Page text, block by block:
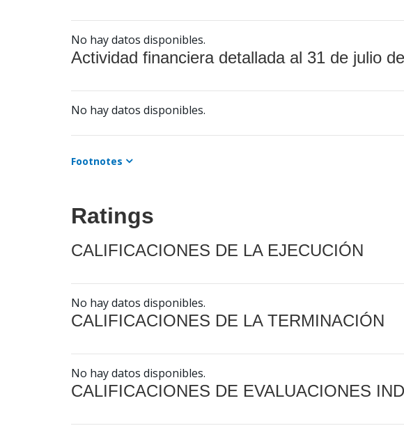
No hay datos disponibles.
Actividad financiera detallada al 31 de julio
No hay datos disponibles.
Footnotes
Ratings
CALIFICACIONES DE LA EJECUCIÓN
No hay datos disponibles.
CALIFICACIONES DE LA TERMINACIÓN
No hay datos disponibles.
CALIFICACIONES DE EVALUACIONES